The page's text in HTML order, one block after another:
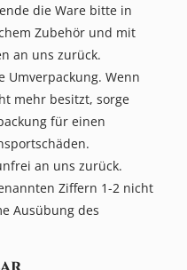
die Ware bitte in
Zubehör und mit
an uns zurück.
Umverpackung. Wenn
mehr besitzt, sorge
für einen
an uns zurück.
Ziffern 1-2 nicht
Ausübung des